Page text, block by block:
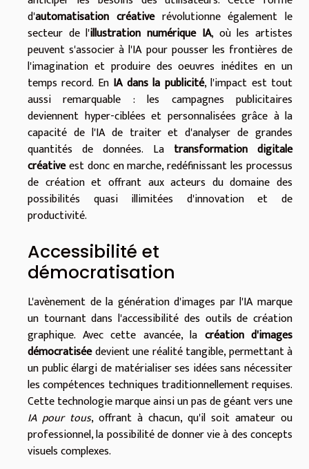
d'automatisation créativerévolutionne également le
secteur de l'illustration numérique IA, où les artistes
peuvent s'associer à l'IA pour pousser les frontières de
l'imagination et produire des oeuvres inédites en un
temps record. En IA dans la publicité, l'impact est tout
aussi remarquable : les campagnes publicitaires
deviennent hyper-ciblées et personnalisées grâce à la
capacité de l'IA de traiter et d'analyser de grandes
quantités de données. La transformation digitale
créativeest donc en marche, redéfinissant les processus
de création et offrant aux acteurs du domaine des
possibilités quasi illimitées d'innovation et de
productivité.
Accessibilité et
démocratisation
L'avènement de la génération d'images par l'IA marque
un tournant dans l'accessibilité des outils de création
graphique. Avec cette avancée, la création d'images
démocratiséedevient une réalité tangible, permettant à
un public élargi de matérialiser ses idées sans nécessiter
les compétences techniques traditionnellement requises.
Cette technologie marque ainsi un pas de géant vers une
IA pour tous, offrant à chacun, qu'il soit amateur ou
professionnel, la possibilité de donner vie à des concepts
visuels complexes.